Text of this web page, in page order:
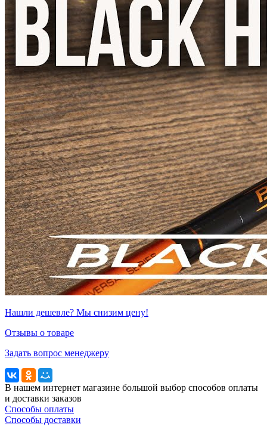
Нашли дешевле? Мы снизим цену!
Отзывы о товаре
Задать вопрос менеджеру
В нашем интернет магазине большой выбор способов оплаты
и доставки заказов
Способы оплаты
Способы доставки